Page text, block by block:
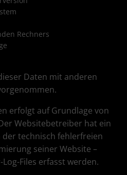
Rechners
Daten mit anderen
erfolgt auf Grundlage von
Websitebetreiber hat ein
technisch fehlerfreien
seiner Website –
Files erfasst werden.